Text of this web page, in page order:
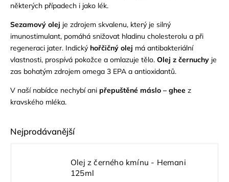
některých případech i jako lék.
Sezamový olej je zdrojem skvalenu, který je silný
imunostimulant, pomáhá snižovat hladinu cholesterolu a při
regeneraci jater. Indický hořčičný olej má antibakteriální
vlastnosti, prospívá pokožce a omlazuje tělo. Olej z černuchy je
zas bohatým zdrojem omega 3 EPA a antioxidantů.
V naší nabídce nechybí ani přepuštěné máslo – ghee z
kravského mléka.
Nejprodávanější
Olej z černého kmínu - Hemani
125ml